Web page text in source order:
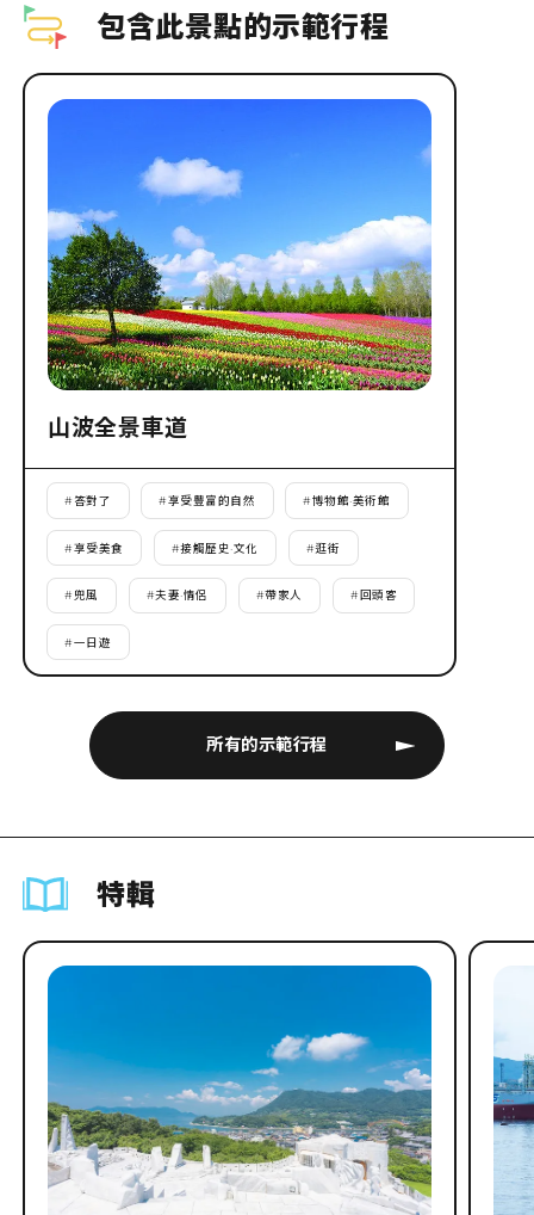
包含此景點的示範行程
所有的示範行程
山波全景車道
# 答對了 #享受豐富的自然 #博物館·美術館
#享受美食 #接觸歷史·文化 #逛街
# 兜風 #夫妻·情侶 #帶家人 # 回頭客
#一日遊
特輯